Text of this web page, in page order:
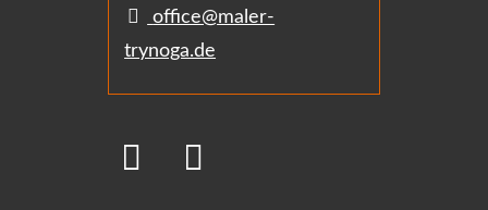
office@maler-
trynoga.de